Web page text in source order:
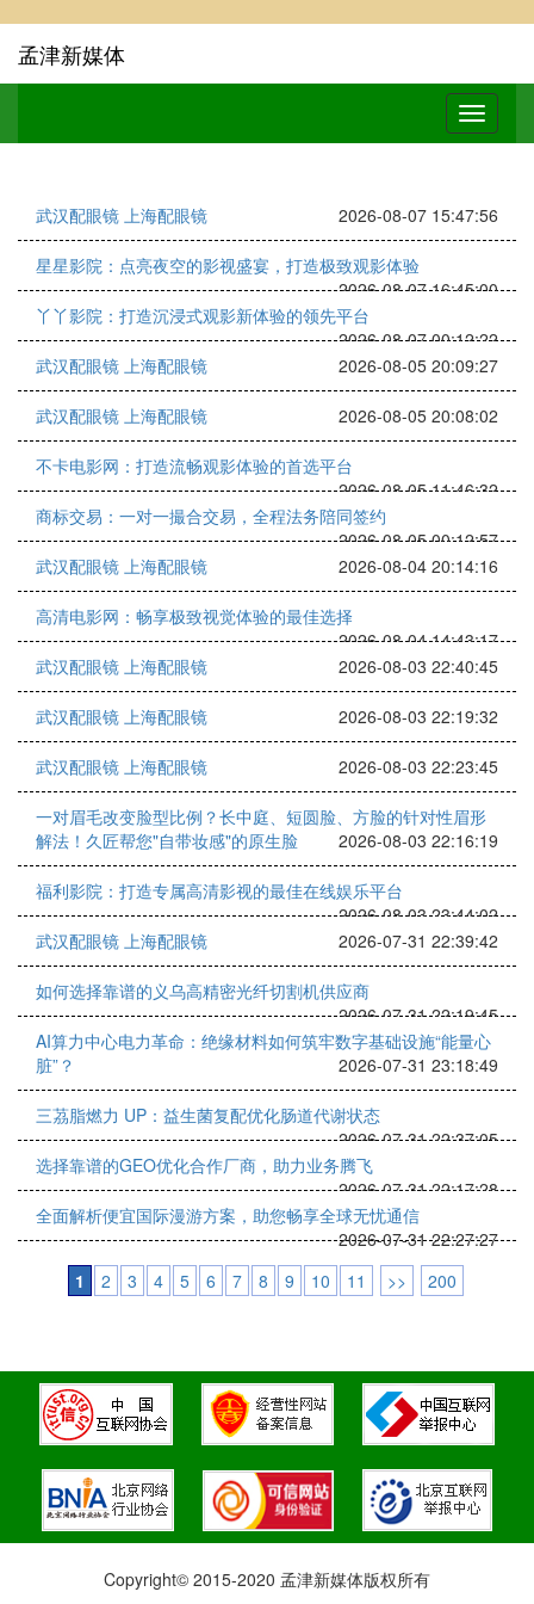
孟津新媒体
武汉配眼镜 上海配眼镜 2026-08-07 15:47:56
星星影院：点亮夜空的影视盛宴，打造极致观影体验
2026-08-07 16:45:00
丫丫影院：打造沉浸式观影新体验的领先平台
2026-08-07 00:12:22
武汉配眼镜 上海配眼镜
2026-08-05 20:09:27
武汉配眼镜 上海配眼镜 2026-08-05 20:08:02
不卡电影网：打造流畅观影体验的首选平台
2026-08-05 11:46:32
商标交易：一对一撮合交易，全程法务陪同签约
2026-08-05 00:12:57
武汉配眼镜 上海配眼镜
2026-08-04 20:14:16
高清电影网：畅享极致视觉体验的最佳选择
2026-08-04 14:43:17
武汉配眼镜 上海配眼镜
2026-08-03 22:40:45
武汉配眼镜 上海配眼镜 2026-08-03 22:19:32
武汉配眼镜 上海配眼镜 2026-08-03 22:23:45
一对眉毛改变脸型比例？长中庭、短圆脸、方脸的针对性眉形
解法！久匠帮您"自带妆感"的原生脸
2026-08-03 22:16:19
福利影院：打造专属高清影视的最佳在线娱乐平台
2026-08-03 23:44:02
武汉配眼镜 上海配眼镜
2026-07-31 22:39:42
如何选择靠谱的义乌高精密光纤切割机供应商
2026-07-31 22:19:45
AI算力中心电力革命：绝缘材料如何筑牢数字基础设施“能量心
脏”？
2026-07-31 23:18:49
三茘脂燃力 UP：益生菌复配优化肠道代谢状态
2026-07-31 22:37:05
选择靠谱的GEO优化合作厂商，助力业务腾飞
2026-07-31 22:17:28
全面解析便宜国际漫游方案，助您畅享全球无忧通信
2026-07-31 22:27:27
1
2 3 4 5 6 7 8 9 10 11 >> 200
Copyright© 2015-2020 孟津新媒体版权所有